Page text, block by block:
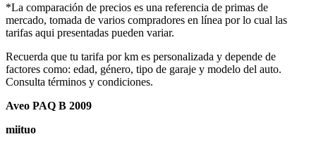
*La comparación de precios es una referencia de primas de
mercado, tomada de varios compradores en línea por lo cual las
tarifas aqui presentadas pueden variar.
Recuerda que tu tarifa por km es personalizada y depende de
factores como: edad, género, tipo de garaje y modelo del auto.
Consulta términos y condiciones.
Aveo PAQ B 2009
miituo